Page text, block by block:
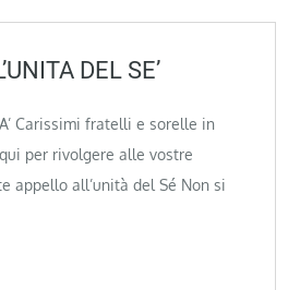
DEL SE’
Carissimi fratelli e sorelle in
per rivolgere alle vostre
appello all’unità del Sé Non si